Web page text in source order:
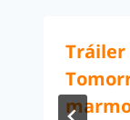
Tráiler